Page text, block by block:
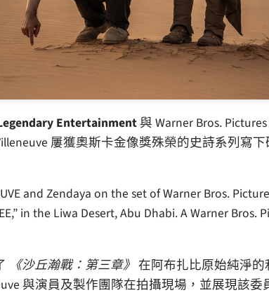
Entertainment與 Warner Bros.
屢獲奧斯卡金像獎殊榮的史詩系列寫下
and Zendaya on the set of Warner Bros.
in the Liwa Desert, Abu Dhabi. A Warner Bros.
《沙丘瀚戰：第三章》 在阿布扎比原始純淨
與演員及製作團隊在拍攝現場，並展現該委